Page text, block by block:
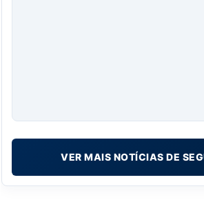
VER MAIS NOTÍCIAS DE